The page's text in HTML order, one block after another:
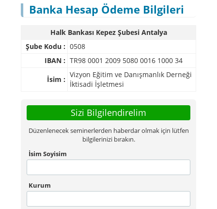
Banka Hesap Ödeme Bilgileri
Halk Bankası Kepez Şubesi Antalya
Şube Kodu : 0508
IBAN : TR98 0001 2009 5080 0016 1000 34
İsim :
Vizyon Eğitim ve Danışmanlık Derneği
İktisadi İşletmesi
Sizi Bilgilendirelim
Düzenlenecek seminerlerden haberdar olmak için lütfen
bilgilerinizi bırakın.
İsim Soyisim
Kurum